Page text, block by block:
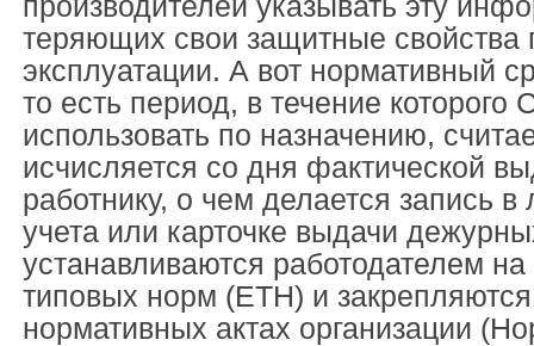
теряющих свои защитные свойства
эксплуатации. А вот нормативный
то есть период, в течение
использовать по назначению,
исчисляется со дня фактической
работнику, о чем делается запись в
учета или карточке выдачи
устанавливаются работодателем
типовых норм (ЕТН) и
нормативных актах организации